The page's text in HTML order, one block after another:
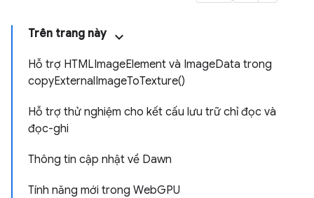
Trên trang này
Hỗ trợ HTMLImageElement và ImageData trong
copyExternalImageToTexture()
Hỗ trợ thử nghiệm cho kết cấu lưu trữ chỉ đọc và
đọc-ghi
Thông tin cập nhật về Dawn
Tính năng mới trong WebGPU